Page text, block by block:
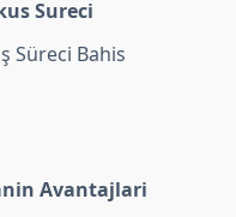
Sureci
Süreci Bahis
Avantajlari